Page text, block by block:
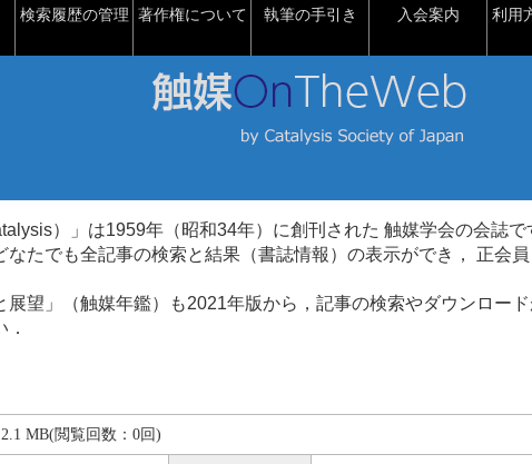
検索履歴の管理 著作権について 執筆の手引き 入会案内 利用
）」は1959年（昭和34年）に創刊された 触媒学会の会誌で
なたでも全記事の検索と結果（書誌情報）の表示ができ， 正会
展望」（触媒年鑑）も2021年版から，記事の検索やダウンロー
2.1 MB(閲覧回数：0回)